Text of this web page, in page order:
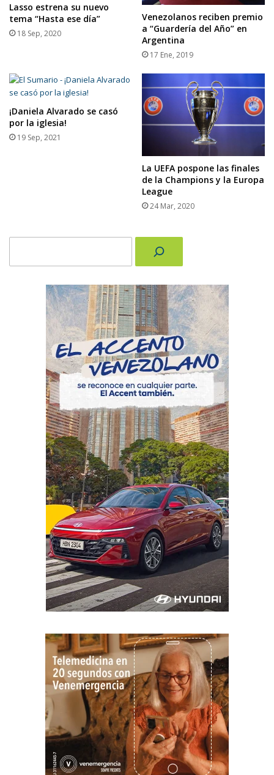
Lasso estrena su nuevo
tema “Hasta ese día”
18 Sep, 2020
Venezolanos reciben premio
a “Guardería del Año” en
Argentina
17 Ene, 2019
¡Daniela Alvarado se casó
por la iglesia!
19 Sep, 2021
La UEFA pospone las finales
de la Champions y la Europa
League
24 Mar, 2020